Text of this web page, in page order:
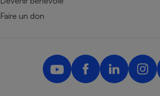
Faire un don